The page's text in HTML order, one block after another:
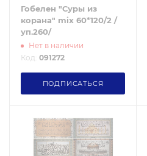
Гобелен "Суры из
корана" mix 60*120/2 /
уп.260/
Нет в наличии
Код: 091272
ПОДПИСАТЬСЯ